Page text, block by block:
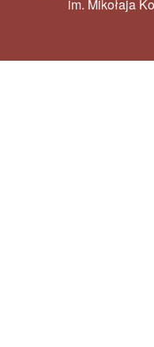
im. Mikołaja